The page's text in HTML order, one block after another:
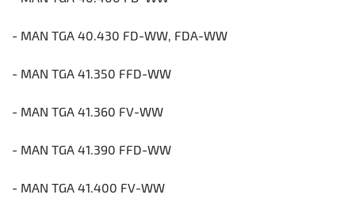
- MAN TGA 40.430 FD-WW, FDA-WW
- MAN TGA 41.350 FFD-WW
- MAN TGA 41.360 FV-WW
- MAN TGA 41.390 FFD-WW
- MAN TGA 41.400 FV-WW